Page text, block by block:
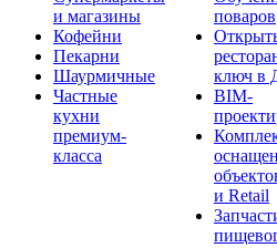
и магазины
Кофейни
Пекарни
Шаурмичные
Частные
кухни
премиум-
класса
поваров
ключ в
BIM-
и Retail